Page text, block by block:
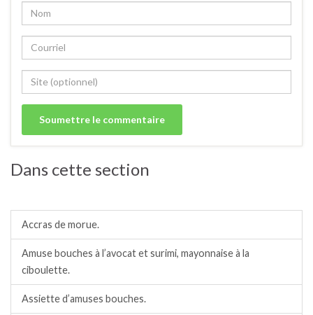
Dans cette section
Accras de morue.
Amuse bouches à l’avocat et surimi, mayonnaise à la
ciboulette.
Assiette d’amuses bouches.